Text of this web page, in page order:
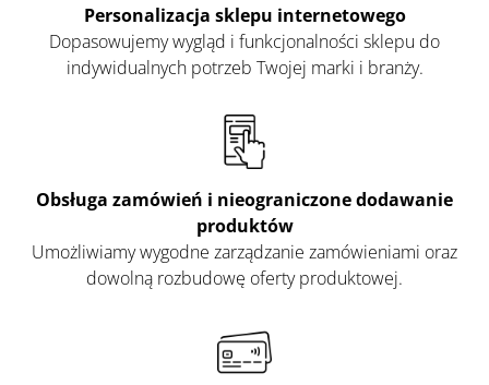
Personalizacja sklepu internetowego
Dopasowujemy wygląd i funkcjonalności sklepu do
indywidualnych potrzeb Twojej marki i branży.
Obsługa zamówień i nieograniczone dodawanie
produktów
Umożliwiamy wygodne zarządzanie zamówieniami oraz
dowolną rozbudowę oferty produktowej.